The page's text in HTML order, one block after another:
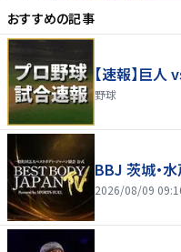
おすすめの記事
【速報】巨人
野球
BBJ 茨城・
2026/08/09